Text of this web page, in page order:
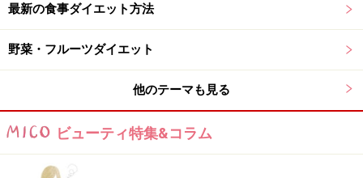
しなければいけない！と思っている方は多いですが、実
際はそうとも限らず、必要な栄養素をしっかり摂る事に
フォーカスをあてることも重要です。
カロリーを計算する前に、野菜や果物、精製されていな
い穀物などのホールフードをダイエットに取り入れてみ
ましょう。なかなか量を食べられない野菜や果物を用い
て1食をスムージーに置き換えるなどの方法は、ビタミ
最新の食事ダイエット方法
野菜・フルーツダイエット
他のテーマも見る
ビューティ特集&コラム